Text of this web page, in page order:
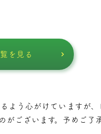
を見る
よう⼼がけていますが
ございます。予めご了